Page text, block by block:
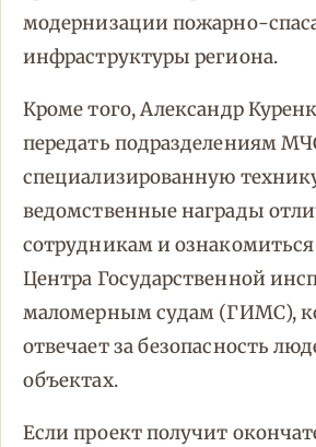
модернизации пожарно-
инфраструктуры региона.
Кроме того, Александр
передать подразделениям
специализированную
ведомственные награды
сотрудникам и ознакомиться
Центра Государственной
маломерным судам (ГИМС),
отвечает за безопасность
объектах.
Если проект получит